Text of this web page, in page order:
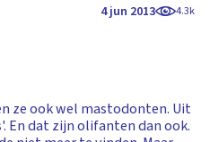
4 jun 2013 4.3k
ze ook wel mastodonten. Uit
dat zijn olifanten dan ook.